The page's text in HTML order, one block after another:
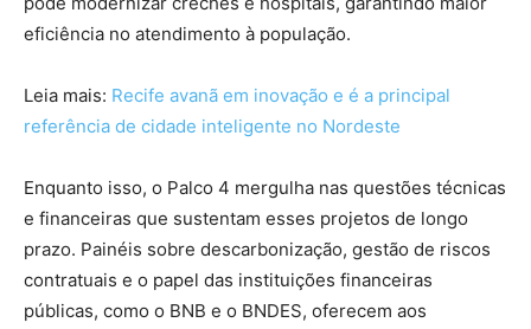
eficiência no atendimento à população.
Leia mais: Recife avanã em inovação e é a principal
referência de cidade inteligente no Nordeste
Enquanto isso, o Palco 4 mergulha nas questões técnicas
e financeiras que sustentam esses projetos de longo
prazo. Painéis sobre descarbonização, gestão de riscos
contratuais e o papel das instituições financeiras
públicas, como o BNB e o BNDES, oferecem aos